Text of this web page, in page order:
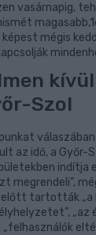
vasárnapig,
mégis
Szol
az idő, a
indítja
megrendeli”,
tartották „a
„az